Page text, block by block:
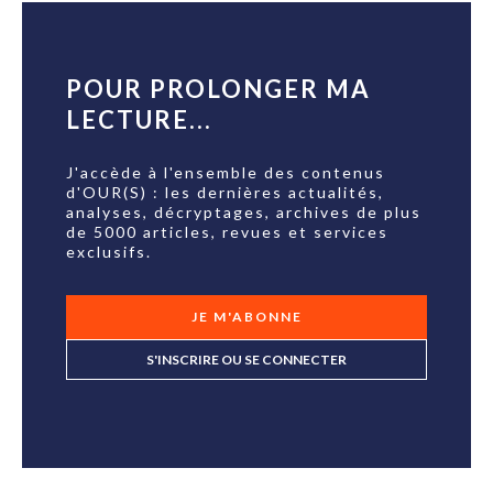
POUR PROLONGER MA
LECTURE...
J'accède à l'ensemble des contenus
d'OUR(S) : les dernières actualités,
analyses, décryptages, archives de plus
de 5000 articles, revues et services
exclusifs.
JE M'ABONNE
S'INSCRIRE OU SE CONNECTER